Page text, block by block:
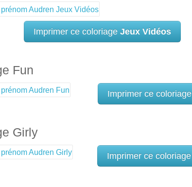
Imprimer ce coloriage Jeux Vidéos
Fun
Imprimer ce coloriage
Girly
Imprimer ce coloriage